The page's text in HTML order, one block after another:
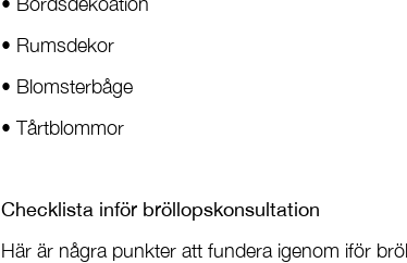
• Rumsdekor
• Blomsterbåge
• Tårtblommor
Checklista inför bröllopskonsultation
Här är några punkter att fundera igenom iför